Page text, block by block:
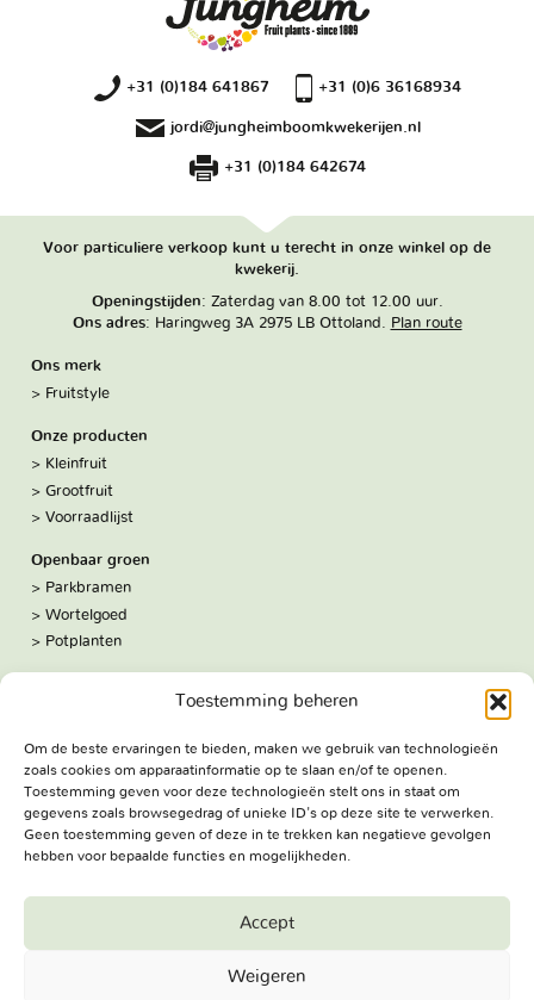
Toestemming beheren
Om de beste ervaringen te bieden, maken we gebruik van technologieën
zoals cookies om apparaatinformatie op te slaan en/of te openen.
Toestemming geven voor deze technologieën stelt ons in staat om
gegevens zoals browsegedrag of unieke ID's op deze site te verwerken.
Geen toestemming geven of deze in te trekken kan negatieve gevolgen
hebben voor bepaalde functies en mogelijkheden.
Accept
Weigeren
+31 (0)184 641867 +31 (0)6 36168934
jordi@jungheimboomkwekerijen.nl
+31 (0)184 642674
Voor particuliere verkoop kunt u terecht in onze winkel op de
kwekerij.
Openingstijden: Zaterdag van 8.00 tot 12.00 uur.
Ons adres: Haringweg 3A 2975 LB Ottoland. Plan route
Ons merk
Fruitstyle
Onze producten
Kleinfruit
Grootfruit
Voorraadlijst
Openbaar groen
Parkbramen
Wortelgoed
Potplanten
Volg ons:
Facebook
Bezoekadres
Haringweg 3A
2975 LB Ottoland
Reserved.